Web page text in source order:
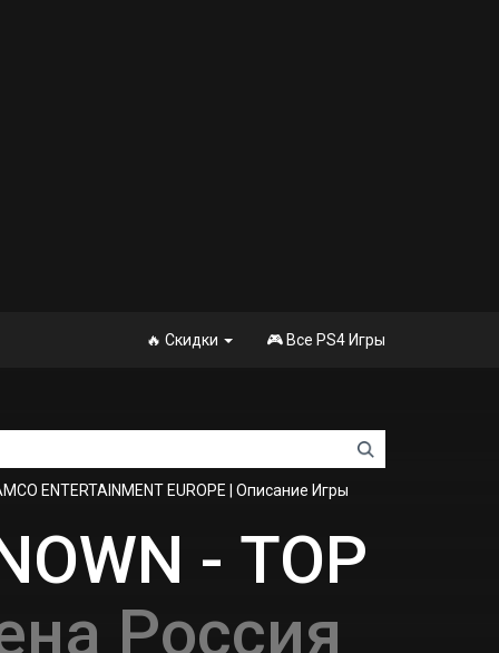
🔥 Скидки 🎮 Все PS4 Игры
ENTERTAINMENT EUROPE Описание Игры
- TOP
Россия